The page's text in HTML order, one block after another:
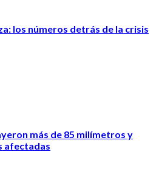
los números detrás de la crisis
más de 85 milímetros y
afectadas